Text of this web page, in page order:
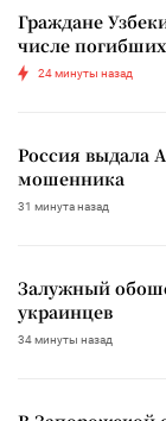
Граждане
числе
24 минуты назад
Россия выдала
мошенника
31 минута назад
Залужный
украинцев
34 минуты назад